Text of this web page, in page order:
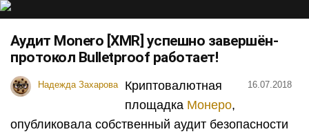
Аудит Monero [XMR] успешно завершён-
протокол Bulletproof работает!
Надежда Захарова 16.07.2018
Криптовалютная
площадка Монеро,
опубликовала собственный аудит безопасности